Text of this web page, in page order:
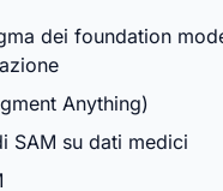
dei foundation
Anything)
SAM su dati medici